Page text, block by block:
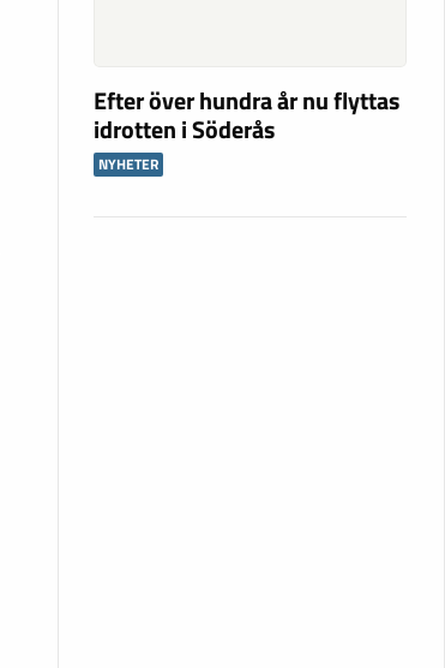
Efter över hundra år nu flyttas
idrotten i Söderås
NYHETER